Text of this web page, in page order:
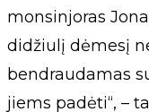
monsinjoras
didžiulį dėmesį
bendraudamas
jiems padėti“, –